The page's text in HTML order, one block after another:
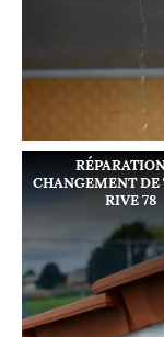
CHANGEMENT DE
RIVE 78